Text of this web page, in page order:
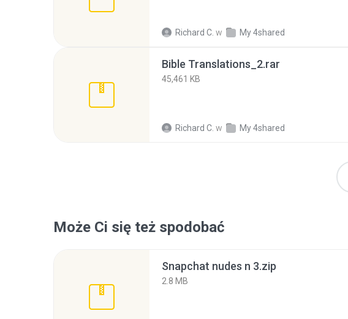
Richard C. w My 4shared
Bible Translations_2.rar
45,461 KB
Richard C. w My 4shared
Może Ci się też spodobać
Snapchat nudes n 3.zip
2.8 MB